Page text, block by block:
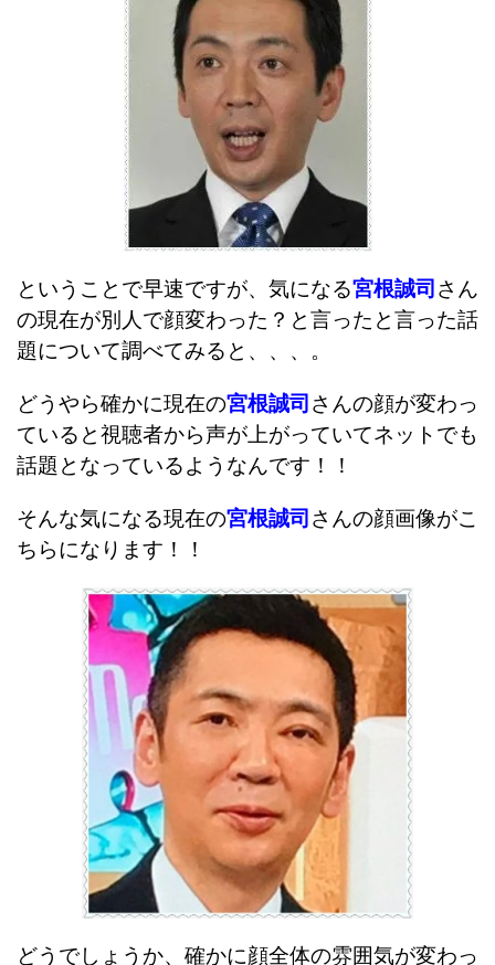
ということで早速ですが、気になる宮根誠司 さん
の現在が別人で顔変わった？と言ったと言った話
題について調べてみると、、、。
どうやら確かに現在の宮根誠司 さんの顔が変わっ
ていると視聴者から声が上がっていてネットでも
話題となっているようなんです！！
そんな気になる現在の宮根誠司 さんの顔画像がこ
ちらになります！！
どうでしょうか、確かに顔全体の雰囲気が変わっ